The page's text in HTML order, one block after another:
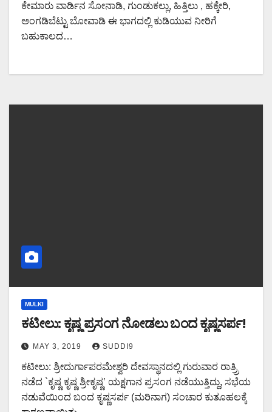
ಕೇಮಾರು ವಾರ್ಡಿನ ಸೋನಾಡಿ, ಗುಂಡುಕಲ್ಲು, ಹಿತ್ತಿಲು , ಹಕ್ಕೇರಿ,
ಅಂಗಡಿಬೆಟ್ಟು ಬೋವಾಡಿ ಈ ಭಾಗದಲ್ಲಿ ಕುಡಿಯುವ ನೀರಿಗೆ
ಬಹುಕಾಲದ…
MULKI
ಕಟೀಲು: ಕೃಷ್ಣ ಪ್ರಸಂಗ ನೋಡಲು ಬಂದ ಕೃಷ್ಣಸರ್ಪ!
MAY 3, 2019 SUDDI9
ಕಟೀಲು: ಶ್ರೀದುರ್ಗಾಪರಮೇಶ್ವರಿ ದೇವಸ್ಥಾನದಲ್ಲಿ ಗುರುವಾರ ರಾತ್ರ್ರಿ
ನಡೆದ `ಕೃಷ್ಣ ಕೃಷ್ಣ ಶ್ರೀಕೃಷ್ಣ’ ಯಕ್ಷಗಾನ ಪ್ರಸಂಗ ನಡೆಯುತ್ತಿದ್ದು, ಸಭೆಯ
ನಡುವೆಯಿಂದ ಬಂದ ಕೃಷ್ಣಸರ್ಪ (ಮರಿನಾಗ) ಸಂಚಾರ ಕುತೂಹಲಕ್ಕೆ